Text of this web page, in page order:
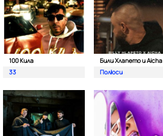
100 Кила
33
Били Хлапето и Aicha
Полюси